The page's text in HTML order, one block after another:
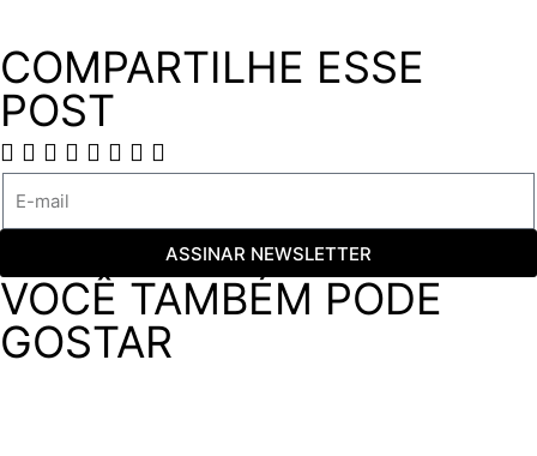
COMPARTILHE ESSE
POST
ASSINAR NEWSLETTER
VOCÊ TAMBÉM PODE
GOSTAR